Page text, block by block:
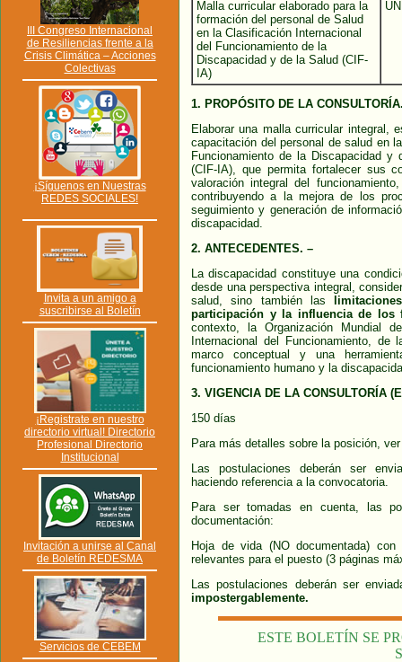
III Congreso Internacional
de Resiliencias frente a la
Crisis Climática – Acciones
Colectivas
¡Síguenos en Nuestras
REDES SOCIALES!
Invita a un amigo a
suscribirse al Boletín
¡Registrate en nuestro
directorio virtual! Directorio
Profesional Directorio
Institucional
Invitación a unirse al Canal
de Boletín REDESMA
Servicios de CEBEM
Malla curricular elaborado para la
formación del personal de Salud
en la Clasificación Internacional
del Funcionamiento de la
Discapacidad y de la Salud (CIF-
IA)
1. PROPÓSITO DE LA
Elaborar una malla curricular integral,
capacitación del personal de salud en
Funcionamiento de la Discapacidad
(CIF-IA), que permita fortalecer sus
valoración integral del
contribuyendo a la mejora de los
seguimiento y generación de
discapacidad.
2. ANTECEDENTES. –
La discapacidad constituye una
desde una perspectiva integral,
salud, sino también las
participación y la influencia de los
contexto, la Organización Mundial
Internacional del Funcionamiento,
marco conceptual y una
funcionamiento humano y la
3. VIGENCIA DE LA CONSULTORÍA
150 días
Para más detalles sobre la posición,
Las postulaciones deberán ser
haciendo referencia a la convocatoria.
Para ser tomadas en cuenta, las
documentación:
Hoja de vida (NO documentada)
relevantes para el puesto (3 páginas
Las postulaciones deberán ser
impostergablemente.
ESTE BOLETÍN SE